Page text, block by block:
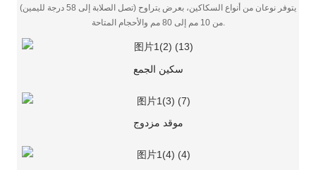
(تصل الصلابة إلى 58 درجة لليمين) يتوفر نوعان من أنواع السكاكين، بعرض يتراوح
من 10 مم إلى 80 مم والأحجام المتاحة.
سكين الجمع
موقد مزدوج